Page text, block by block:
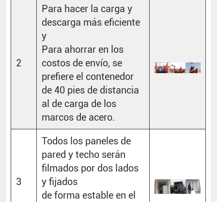
2
Para hacer la carga y
descarga más eficiente
y
Para ahorrar en los
costos de envío, se
prefiere el contenedor
de 40 pies de distancia
al de carga de los
marcos de acero.
3
Todos los paneles de
pared y techo serán
filmados por dos lados
y fijados
de forma estable en el